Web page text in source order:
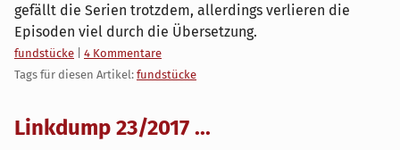
gefällt die Serien trotzdem, allerdings verlieren die
Episoden viel durch die Übersetzung.
Kategorien:
fundstücke
4 Kommentare
Tags für diesen Artikel: fundstücke
Linkdump 23/2017 ...